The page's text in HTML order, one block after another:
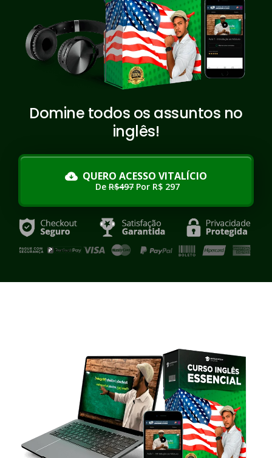
Domine todos os assuntos no
inglês!
QUERO ACESSO VITALÍCIO
De R$497 Por R$ 297